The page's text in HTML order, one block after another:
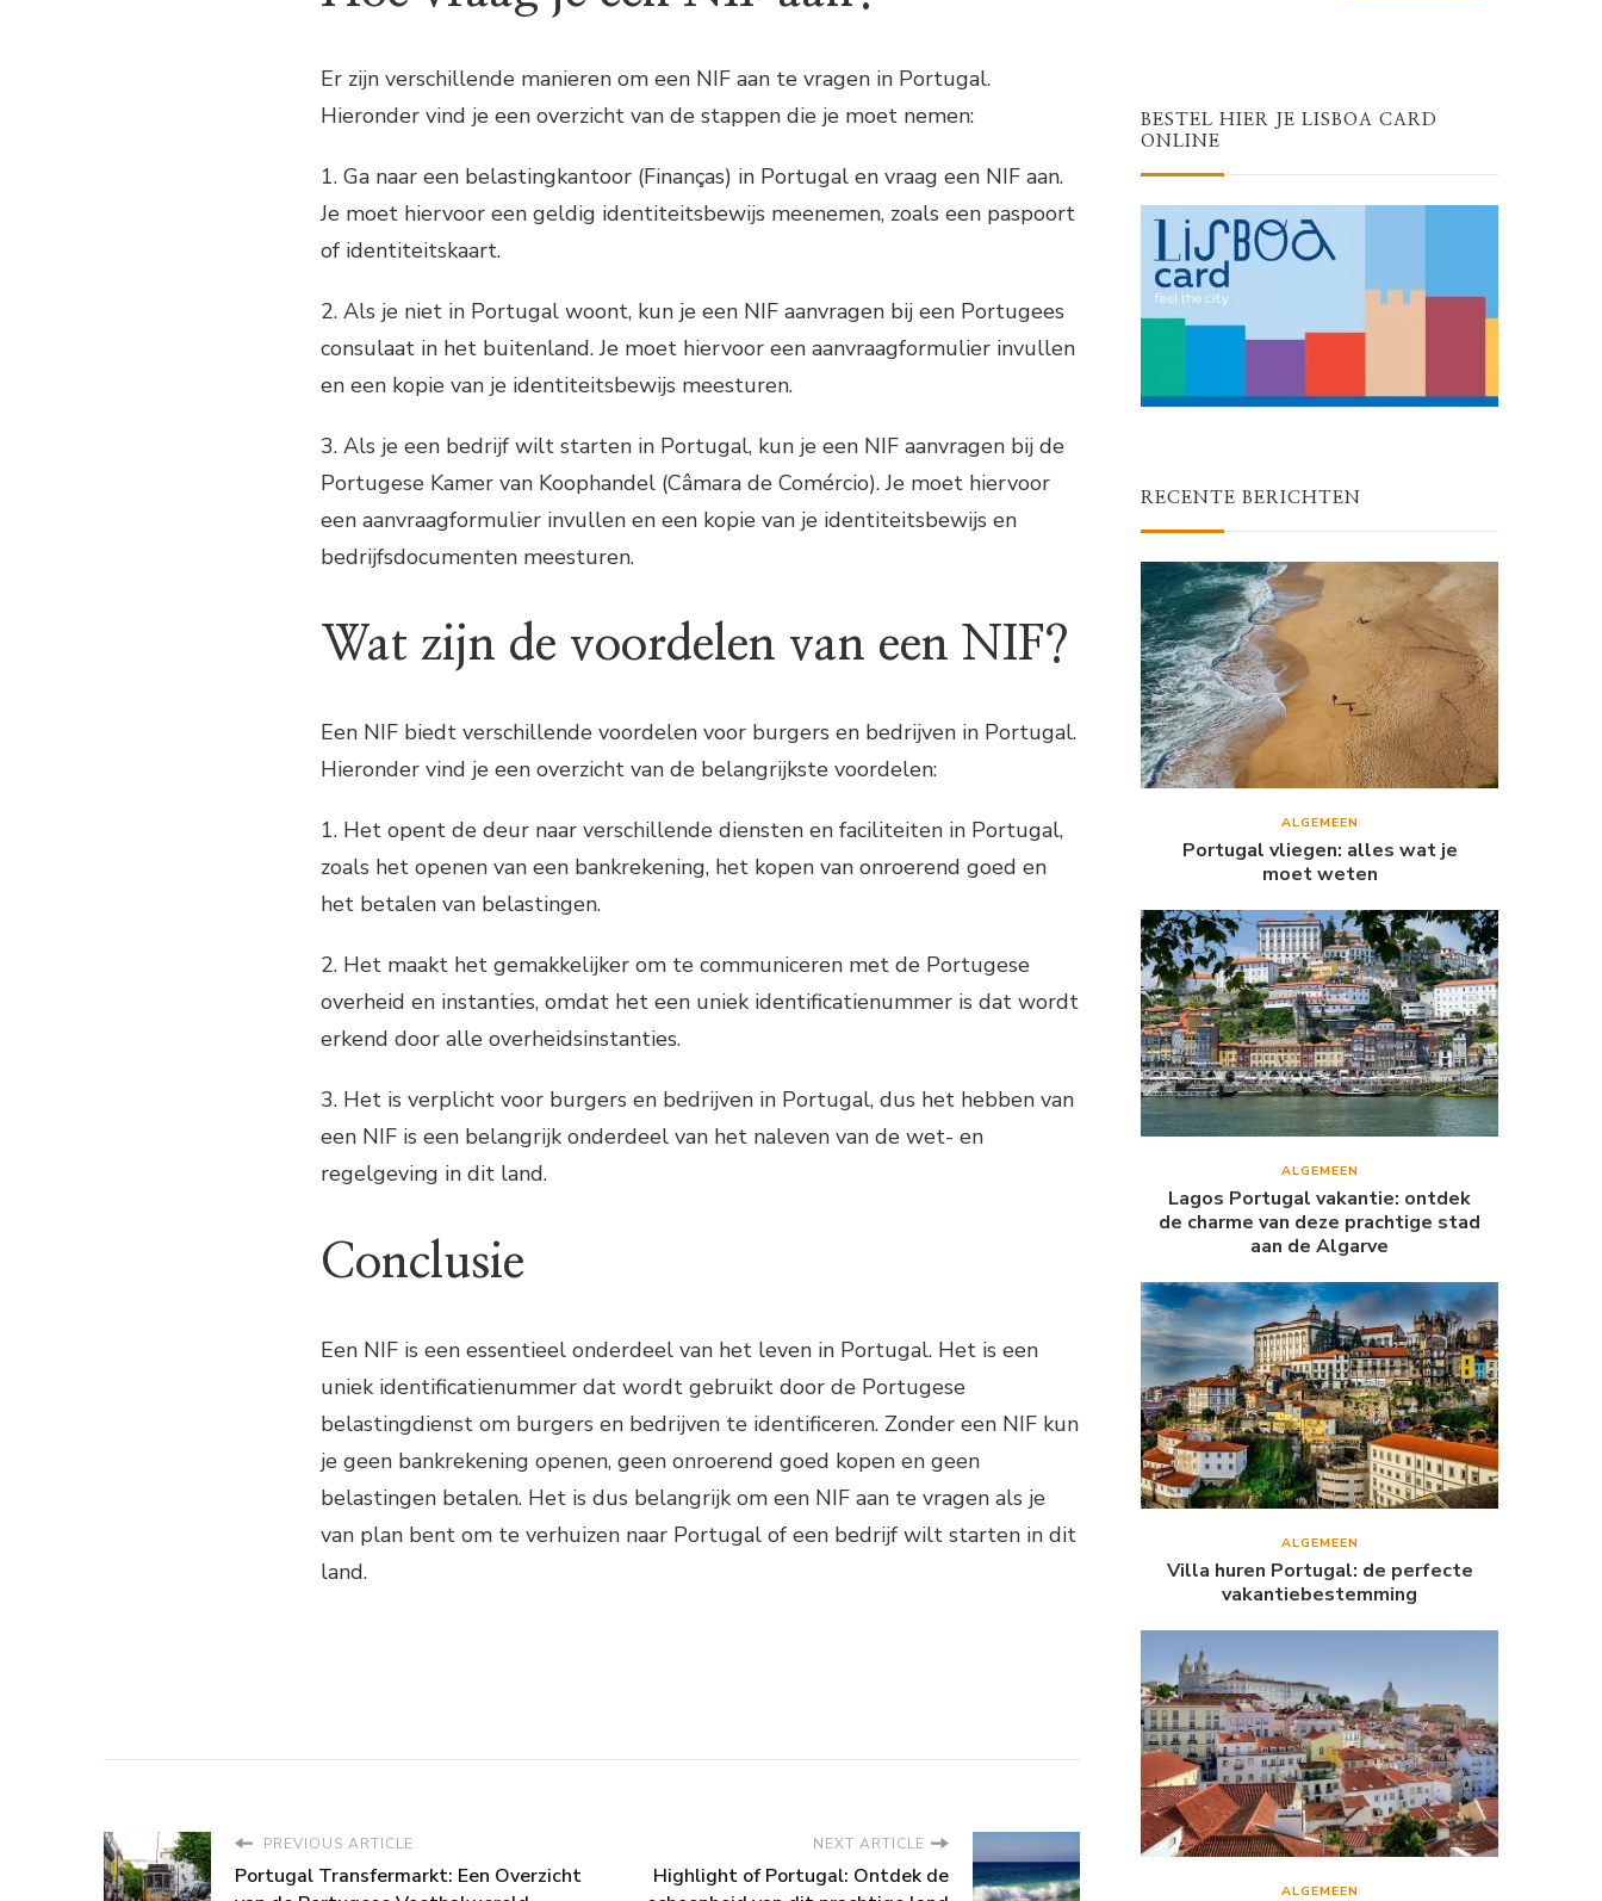
Er zijn verschillende manieren om een NIF aan te vragen in Portugal.
Hieronder vind je een overzicht van de stappen die je moet nemen:
1. Ga naar een belastingkantoor (Finanças) in Portugal en vraag een NIF aan.
Je moet hiervoor een geldig identiteitsbewijs meenemen, zoals een paspoort
of identiteitskaart.
2. Als je niet in Portugal woont, kun je een NIF aanvragen bij een Portugees
consulaat in het buitenland. Je moet hiervoor een aanvraagformulier invullen
en een kopie van je identiteitsbewijs meesturen.
3. Als je een bedrijf wilt starten in Portugal, kun je een NIF aanvragen bij de
Portugese Kamer van Koophandel (Câmara de Comércio). Je moet hiervoor
een aanvraagformulier invullen en een kopie van je identiteitsbewijs en
bedrijfsdocumenten meesturen.
Wat zijn de voordelen van een NIF?
Een NIF biedt verschillende voordelen voor burgers en bedrijven in Portugal.
Hieronder vind je een overzicht van de belangrijkste voordelen:
1. Het opent de deur naar verschillende diensten en faciliteiten in Portugal,
zoals het openen van een bankrekening, het kopen van onroerend goed en
het betalen van belastingen.
2. Het maakt het gemakkelijker om te communiceren met de Portugese
overheid en instanties, omdat het een uniek identificatienummer is dat wordt
erkend door alle overheidsinstanties.
3. Het is verplicht voor burgers en bedrijven in Portugal, dus het hebben van
een NIF is een belangrijk onderdeel van het naleven van de wet- en
regelgeving in dit land.
Conclusie
Een NIF is een essentieel onderdeel van het leven in Portugal. Het is een
uniek identificatienummer dat wordt gebruikt door de Portugese
belastingdienst om burgers en bedrijven te identificeren. Zonder een NIF kun
je geen bankrekening openen, geen onroerend goed kopen en geen
belastingen betalen. Het is dus belangrijk om een NIF aan te vragen als je
van plan bent om te verhuizen naar Portugal of een bedrijf wilt starten in dit
land.
PREVIOUS ARTICLE
Portugal Transfermarkt: Een Overzicht
NEXT ARTICLE
Highlight of Portugal: Ontdek de
BESTEL HIER JE LISBOA CARD
ONLINE
RECENTE BERICHTEN
ALGEMEEN
Portugal vliegen: alles wat je
moet weten
ALGEMEEN
Lagos Portugal vakantie: ontdek
de charme van deze prachtige stad
aan de Algarve
ALGEMEEN
Villa huren Portugal: de perfecte
vakantiebestemming
ALGEMEEN